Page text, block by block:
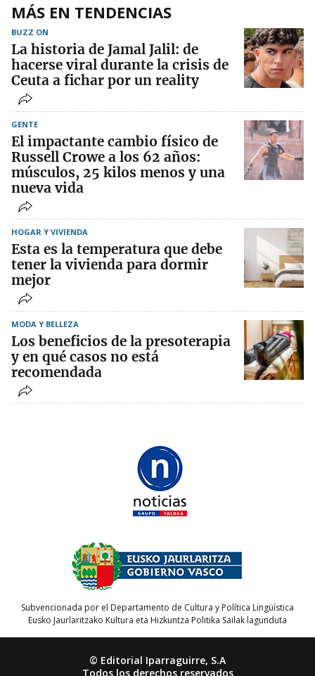
MÁS EN TENDENCIAS
BUZZ ON
La historia de Jamal Jalil: de
hacerse viral durante la crisis de
Ceuta a fichar por un reality
GENTE
El impactante cambio físico de
Russell Crowe a los 62 años:
músculos, 25 kilos menos y una
nueva vida
HOGAR Y VIVIENDA
Esta es la temperatura que debe
tener la vivienda para dormir
mejor
MODA Y BELLEZA
Los beneficios de la presoterapia
y en qué casos no está
recomendada
Subvencionada por el Departamento de Cultura y Política Lingüística
Eusko Jaurlaritzako Kultura eta Hizkuntza Politika Sailak lagunduta
© Editorial Iparraguirre, S.A
Todos los derechos reservados